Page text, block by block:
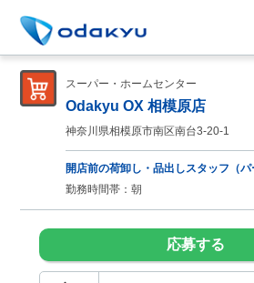
スーパー・ホームセンター
Odakyu OX 相模原店
神奈川県相模原市南区南台3-20-1
開店前の荷卸し・品出しスタッフ（パ
勤務時間帯：朝
応募する